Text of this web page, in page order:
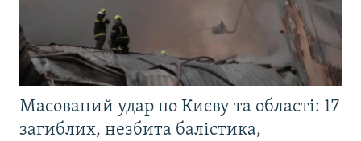
Масований удар по Києву та області: 17
загиблих, незбита балістика,